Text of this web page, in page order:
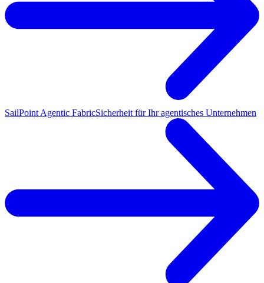
SailPoint Agentic FabricSicherheit für Ihr agentisches Unternehmen